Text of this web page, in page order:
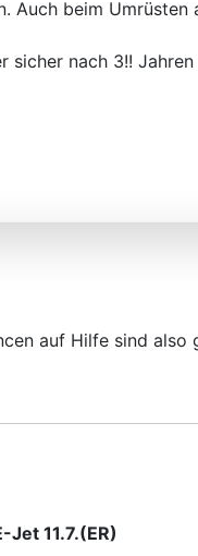
beim
nach 3!!
auf Hilfe sind
11.7.(ER)